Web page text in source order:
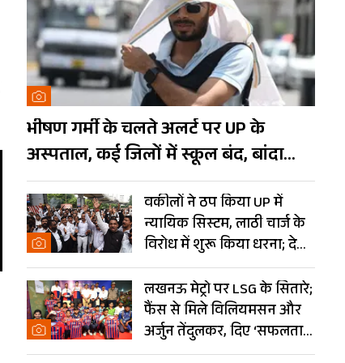
भीषण गर्मी के चलते अलर्ट पर UP के
अस्पताल, कई जिलों में स्कूल बंद, बांदा
दुनिया का तीसरा सबसे गर्म शहर
वकीलों ने ठप किया UP में
न्यायिक सिस्टम, लाठी चार्ज के
विरोध में शुरू किया धरना; देखें
Photos
लखनऊ मेट्रो पर LSG के सितारे;
फैंस से मिले विलियमसन और
अर्जुन तेंदुलकर, दिए ‘सफलता
के मंत्र’- PHOTOS